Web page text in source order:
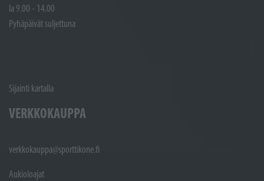
la 9.00 - 14.00
Pyhäpäivät suljettuna
Sijainti kartalla
VERKKOKAUPPA
verkkokauppa@sporttikone.fi
Aukioloajat